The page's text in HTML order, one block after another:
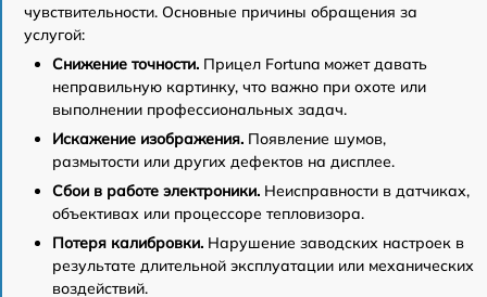
чувствительности. Основные причины обращения за
услугой:
Снижение точности. Прицел Fortuna может давать
неправильную картинку, что важно при охоте или
выполнении профессиональных задач.
Искажение изображения. Появление шумов,
размытости или других дефектов на дисплее.
Сбои в работе электроники. Неисправности в датчиках,
объективах или процессоре тепловизора.
Потеря калибровки. Нарушение заводских настроек в
результате длительной эксплуатации или механических
воздействий.